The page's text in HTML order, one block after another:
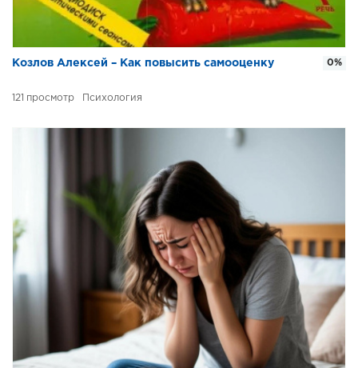
Козлов Алексей – Как повысить самооценку
121 Психология
0%